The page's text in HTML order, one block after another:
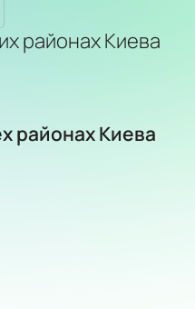
районах Киева
районах Киева